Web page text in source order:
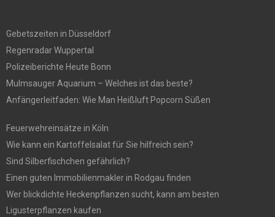
Gebetszeiten in Düsseldorf
Regenradar Wuppertal
Polizeiberichte Heute Bonn
Mulmsauger Aquarium – Welches ist das beste?
Anfängerleitfaden: Wie Man Heißluft Popcorn Süßen
Feuerwehreinsätze in Köln
Wie kann ein Kartoffelsalat für Sie hilfreich sein?
Sind Silberfischchen gefährlich?
Einen guten Immobilienmakler in Rodgau finden
Wer blickdichte Heckenpflanzen sucht, kann am besten
Ligusterpflanzen kaufen